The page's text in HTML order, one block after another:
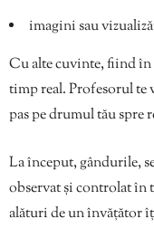
imagini sau
Cu alte cuvinte, fiind în
timp real. Profesorul te
pas pe drumul tău spre
La început, gândurile,
observat și controlat în
alături de un învățător